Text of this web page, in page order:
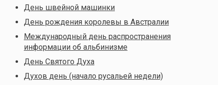
День швейной машинки
День рождения королевы в Австралии
Международный день распространения
информации об альбинизме
День Святого Духа
Духов день (начало русальей недели)